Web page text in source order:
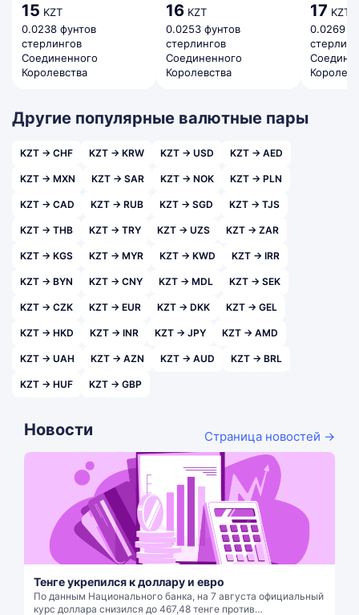
15 KZT
0.0238 фунтов
стерлингов
Соединенного
Королевства
16 KZT
0.0253 фунтов
стерлингов
Соединенного
Королевства
17 KZT
0.0269
Другие популярные валютные пары
KZT → CHF KZT → KRW KZT → USD KZT → AED
KZT → MXN KZT → SAR KZT → NOK KZT → PLN
KZT → CAD KZT → RUB KZT → SGD KZT → TJS
KZT → THB KZT → TRY KZT → UZS KZT → ZAR
KZT → KGS KZT → MYR KZT → KWD KZT → IRR
KZT → BYN KZT → CNY KZT → MDL KZT → SEK
KZT → CZK KZT → EUR KZT → DKK KZT → GEL
KZT → HKD KZT → INR KZT → JPY KZT → AMD
KZT → UAH KZT → AZN KZT → AUD KZT → BRL
KZT → HUF KZT → GBP
Новости Страница новостей →
Тенге укрепился к доллару и евро
По данным Национального банка, на 7 августа официальный
курс доллара снизился до 467,48 тенге против…